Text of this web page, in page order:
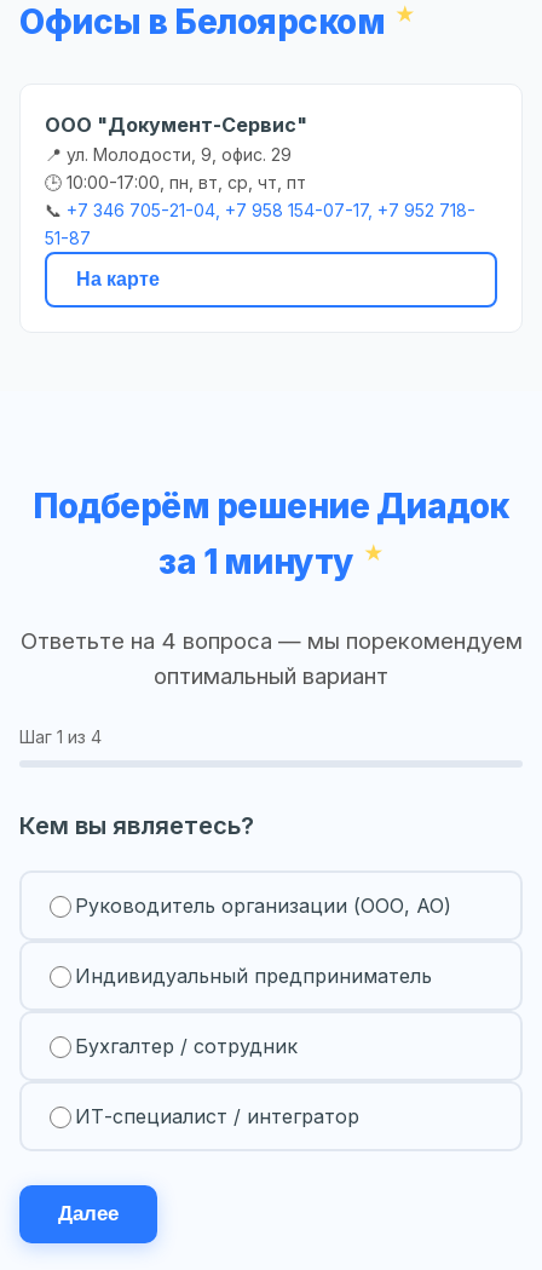
Офисы в Белоярском
ООО "Документ-Сервис"
📍 ул. Молодости, 9, офис. 29
🕒 10:00-17:00, пн, вт, ср, чт, пт
📞 +7 346 705-21-04, +7 958 154-07-17, +7 952 718-
51-87
На карте
Подберём решение Диадок
за 1 минуту
Ответьте на 4 вопроса — мы порекомендуем
оптимальный вариант
Шаг 1 из 4
Кем вы являетесь?
Руководитель организации (ООО, АО)
Индивидуальный предприниматель
Бухгалтер / сотрудник
ИТ-специалист / интегратор
Далее